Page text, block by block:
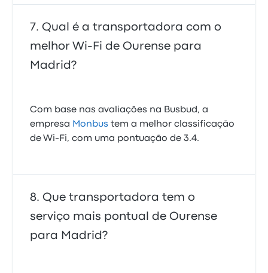
Qual é a transportadora com o
melhor Wi-Fi de Ourense para
Madrid?
Com base nas avaliações na Busbud, a
empresa Monbus tem a melhor classificação
de Wi‑Fi, com uma pontuação de 3.4.
Que transportadora tem o
serviço mais pontual de Ourense
para Madrid?